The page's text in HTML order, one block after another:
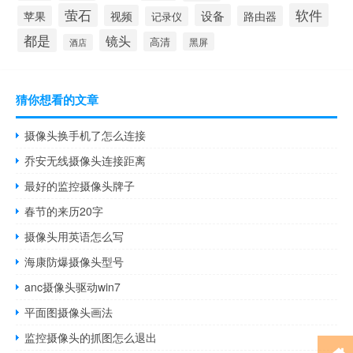
苹果 萤石 视频 记录仪 设备 路由器
软件
都是
酒店 镜头 高清 黑屏
猜你想看的文章
摄像头换手机了怎么连接
乔安无线摄像头连接距离
最好的监控摄像头牌子
春节的来历20字
摄像头用英语怎么写
海康防爆摄像头型号
anc摄像头驱动win7
平面图摄像头画法
监控摄像头的抓图怎么退出